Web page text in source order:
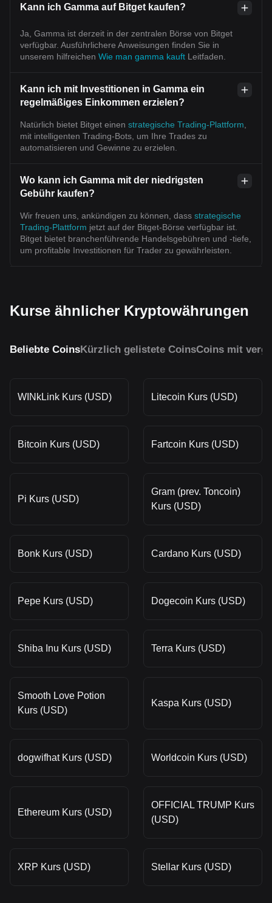
Kann ich Gamma auf Bitget kaufen?
Ja, Gamma ist derzeit in der zentralen Börse von Bitget
verfügbar. Ausführlichere Anweisungen finden Sie in
unserem hilfreichen Wie man gamma kauft Leitfaden.
Kann ich mit Investitionen in Gamma ein
regelmäßiges Einkommen erzielen?
Natürlich bietet Bitget einen strategische Trading-Plattform
mit intelligenten Trading-Bots, um Ihre Trades zu
automatisieren und Gewinne zu erzielen.
Wo kann ich Gamma mit der niedrigsten
Gebühr kaufen?
Wir freuen uns, ankündigen zu können, dass strategische
Trading-Plattform jetzt auf der Bitget-Börse verfügbar ist.
Bitget bietet branchenführende Handelsgebühren und -tiefe,
um profitable Investitionen für Trader zu gewährleisten.
Kurse ähnlicher Kryptowährungen
Beliebte CoinsKürzlich gelistete CoinsCoins mit
WINkLink Kurs (USD) Litecoin Kurs (USD)
Bitcoin Kurs (USD) Fartcoin Kurs (USD)
Pi Kurs (USD)
Gram (prev. Toncoin)
Kurs (USD)
Bonk Kurs (USD) Cardano Kurs (USD)
Pepe Kurs (USD) Dogecoin Kurs (USD)
Shiba Inu Kurs (USD) Terra Kurs (USD)
Smooth Love Potion
Kurs (USD)
Kaspa Kurs (USD)
dogwifhat Kurs (USD) Worldcoin Kurs (USD)
Ethereum Kurs (USD)
OFFICIAL TRUMP Kurs
(USD)
XRP Kurs (USD) Stellar Kurs (USD)